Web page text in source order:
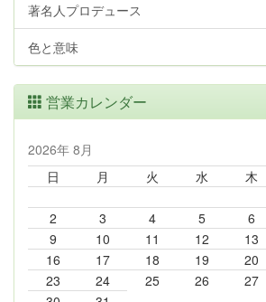
著名人プロデュース
色と意味
営業カレンダー
2026年 8月
日
月 火 水 木
2
3 4 5 6
9
10 11 12 13
16
17 18 19 20
23
24 25 26 27